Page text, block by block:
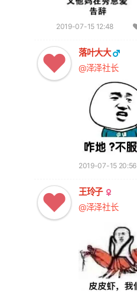
2019-07-15 12:48
落叶大大
@泽泽社长
2019-07-15 20:56
王玲子
@泽泽社长